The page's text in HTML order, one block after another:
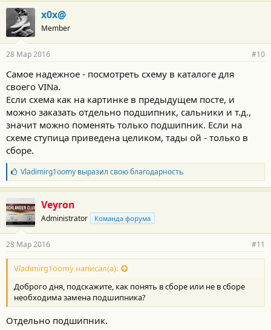
x0x@
Member
28 Мар 2016 #10
Самое надежное - посмотреть схему в каталоге для
своего VINа.
Если схема как на картинке в предыдущем посте, и
можно заказать отдельно подшипник, сальники и т.д.,
значит можно поменять только подшипник. Если на
схеме ступица приведена целиком, тады ой - только в
сборе.
Б
л
а
о
д
а
н
о
с
и
:
Vladimirg1oomyвыразил свою благодарность
Veyron
Administrator Команда форума
28 Мар 2016 #11
Vladimirg1oomy написал(а):
Доброго дня, подскажите, как понять в сборе или не в сборе
необходима замена подшипника?
Отдельно подшипник.